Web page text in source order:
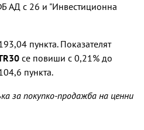
АД с 26 и "Инвестиционна
пункта. Показателят
се повиши с 0,21% до
пункта.
за покупко-продажба на ценни